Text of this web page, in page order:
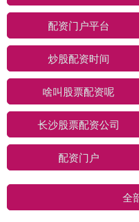
配资门户平台
炒股配资时间
啥叫股票配资呢
长沙股票配资公司
配资门户
全